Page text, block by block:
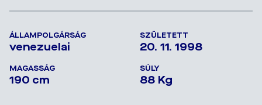
ÁLLAMPOLGÁRSÁG
venezuelai
SZÜLETETT
20. 11. 1998
MAGASSÁG
190 cm
SÚLY
88 Kg